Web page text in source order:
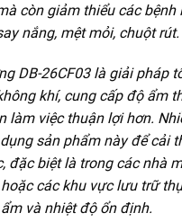
còn giảm thiểu các bệnh
nắng, mệt mỏi, chuột rút.
DB-26CF03 là giải pháp
khí, cung cấp độ ẩm
làm việc thuận lợi hơn.
sản phẩm này để cải
đặc biệt là trong các nhà
các khu vực lưu trữ
và nhiệt độ ổn định.